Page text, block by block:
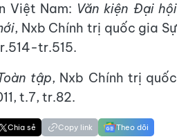
Việt Nam: Văn kiện Đại hội
, Nxb Chính trị quốc gia Sự
tr.515.
tập, Nxb Chính trị quốc
t.7, tr.82.
Chia sẻ Copy link Theo dõi